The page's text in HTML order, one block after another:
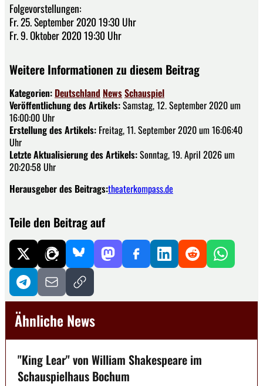
Folgevorstellungen:
Fr. 25. September 2020 19:30 Uhr
Fr. 9. Oktober 2020 19:30 Uhr
Weitere Informationen zu diesem Beitrag
Kategorien: Deutschland NewsSchauspiel
Veröffentlichung des Artikels:Samstag, 12. September 2020 um
16:00:00 Uhr
Erstellung des Artikels: Freitag, 11. September 2020 um 16:06:40
Uhr
Letzte Aktualisierung des Artikels:Sonntag, 19. April 2026 um
20:20:58 Uhr
Herausgeber des Beitrags:theaterkompass.de
Teile den Beitrag auf
Ähnliche News
"King Lear" von William Shakespeare im
Schauspielhaus Bochum